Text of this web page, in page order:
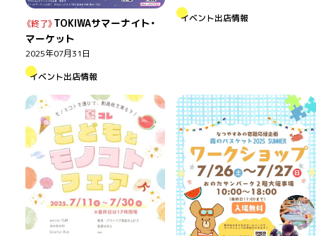
TOKIWAサマーナイト・
マーケット
2025年07月31日
イベント出店情報
イベント出店情報